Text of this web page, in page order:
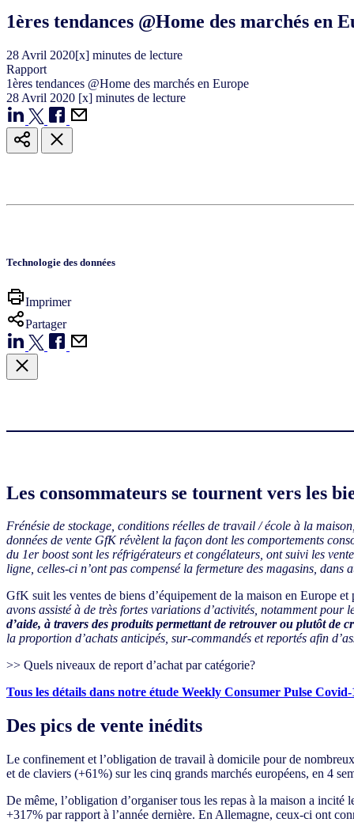
1ères tendances @Home des marchés en
28 Avril 2020[x] minutes de lecture
Rapport
1ères tendances @Home des marchés en Europe
28 Avril 2020 [x] minutes de lecture
Technologie des données
Imprimer
Partager
Les consommateurs se tournent vers les
Frénésie de stockage, conditions réelles de travail / école à la
données de vente GfK révèlent la façon dont les comportements
du 1er boost sont les réfrigérateurs et congélateurs, ont suivi les
ligne, celles-ci n’ont pas compensé la fermeture des magasins,
GfK suit les ventes de biens d’équipement de la maison en Europe
avons assisté à de très fortes variations d’activités, notamment
d’aide, à travers des produits permettant de retrouver ou plutôt
la proportion d’achats anticipés, sur-commandés et reportés afin
>> Quels niveaux de report d’achat par catégorie?
Tous les détails dans notre étude Weekly Consumer Pulse Covid-
Des pics de vente inédits
Le confinement et l’obligation de travail à domicile pour de
et de claviers (+61%) sur les cinq grands marchés européens, en 4
De même, l’obligation d’organiser tous les repas à la maison a
+317% par rapport à l’année dernière. En Allemagne, ceux-ci ont